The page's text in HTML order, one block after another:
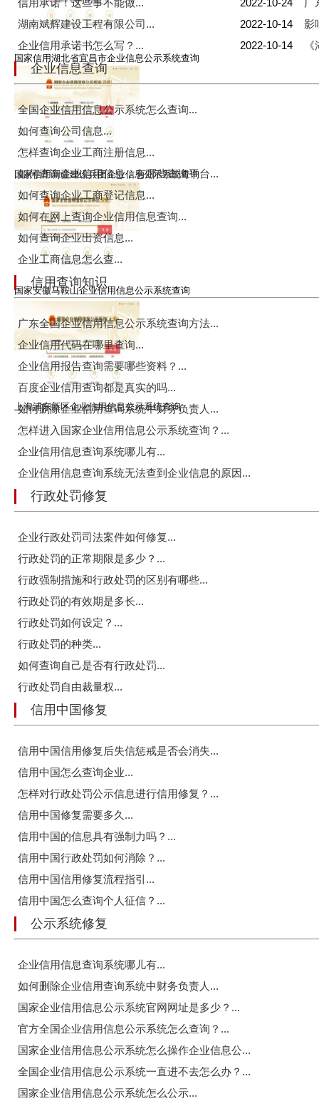
国家信用湖北省宜昌市企业信息公示系统查询
国家信用新疆建设兵团企业信息公示系统查询
国家安徽马鞍山企业信用信息公示系统查询
上海浦东新区企业信用信息公示系统查询
信用承诺！这些事不能做...
2022-10-24
湖南斌辉建设工程有限公司...
2022-10-14
企业信用承诺书怎么写？...
2022-10-14
广
影
企业信息查询
全国企业信用信息公示系统怎么查询...
如何查询公司信息...
怎样查询企业工商注册信息...
如何查询企业信用信息，有哪些查询平台...
如何查询企业工商登记信息...
如何在网上查询企业信用信息查询...
如何查询企业出资信息...
企业工商信息怎么查...
信用查询知识
广东全国企业信用信息公示系统查询方法...
企业信用代码在哪里查询...
企业信用报告查询需要哪些资料？...
百度企业信用查询都是真实的吗...
如何删除企业信用查询系统中财务负责人...
怎样进入国家企业信用信息公示系统查询？...
企业信用信息查询系统哪儿有...
企业信用信息查询系统无法查到企业信息的原因...
行政处罚修复
企业行政处罚司法案件如何修复...
行政处罚的正常期限是多少？...
行政强制措施和行政处罚的区别有哪些...
行政处罚的有效期是多长...
行政处罚如何设定？...
行政处罚的种类...
如何查询自己是否有行政处罚...
行政处罚自由裁量权...
信用中国修复
信用中国信用修复后失信惩戒是否会消失...
信用中国怎么查询企业...
怎样对行政处罚公示信息进行信用修复？...
信用中国修复需要多久...
信用中国的信息具有强制力吗？...
信用中国行政处罚如何消除？...
信用中国信用修复流程指引...
信用中国怎么查询个人征信？...
公示系统修复
企业信用信息查询系统哪儿有...
如何删除企业信用查询系统中财务负责人...
国家企业信用信息公示系统官网网址是多少？...
官方全国企业信用信息公示系统怎么查询？...
国家企业信用信息公示系统怎么操作企业信息公...
全国企业信用信息公示系统一直进不去怎么办？...
国家企业信用信息公示系统怎么公示...